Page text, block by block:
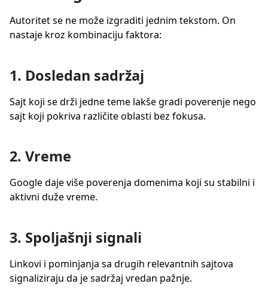
Autoritet se ne može izgraditi jednim tekstom. On
nastaje kroz kombinaciju faktora:
1. Dosledan sadržaj
Sajt koji se drži jedne teme lakše gradi poverenje nego
sajt koji pokriva različite oblasti bez fokusa.
2. Vreme
Google daje više poverenja domenima koji su stabilni i
aktivni duže vreme.
3. Spoljašnji signali
Linkovi i pominjanja sa drugih relevantnih sajtova
signaliziraju da je sadržaj vredan pažnje.